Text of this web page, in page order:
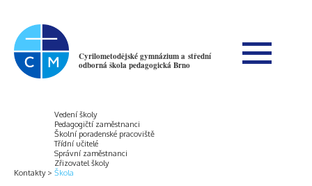
Cyrilometodějské gymnázium a střední
odborná škola pedagogická Brno
Kontakty
Vedení školy
Pedagogičtí zaměstnanci
Školní poradenské pracoviště
Třídní učitelé
Správní zaměstnanci
Zřizovatel školy
Škola